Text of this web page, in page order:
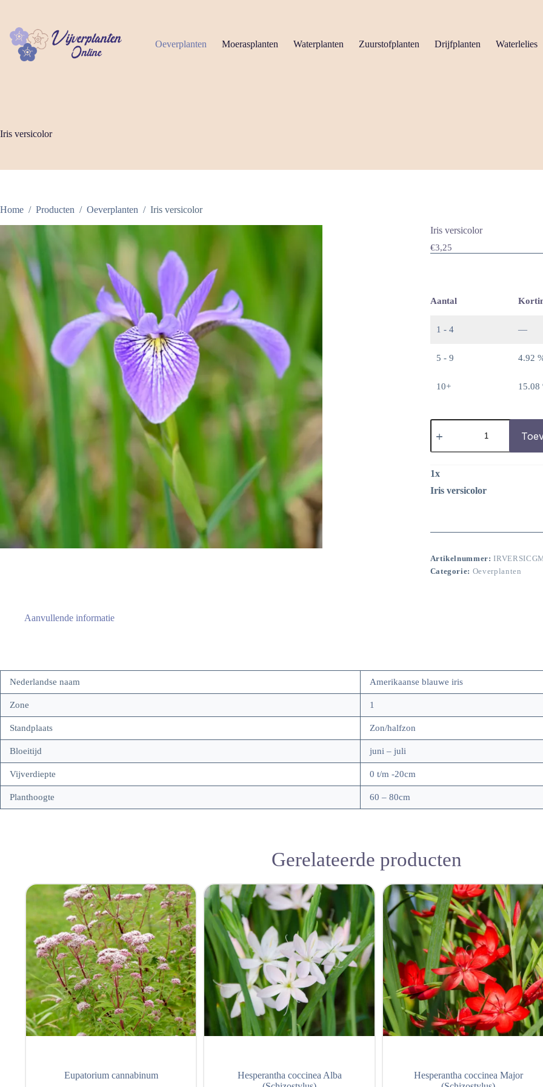
inhoud
Oeverplanten Moerasplanten Waterplanten Zuurstofplanten Drijfplanten Waterlelies
Iris versicolor
Home / Producten / Oeverplanten / Iris versicolor
Iris versicolor
€3,25
Aantal
1 - 4 —
5 - 9 4.92
10+ 15.08
Iris
versicolor
1x
Iris versicolor
Artikelnummer:
Categorie: Oeverplanten
Aanvullende informatie
Nederlandse naam Amerikaanse blauwe iris
Zone 1
Standplaats Zon/halfzon
Bloeitijd juni – juli
Vijverdiepte 0 t/m -20cm
Planthoogte 60 – 80cm
Gerelateerde producten
Eupatorium cannabinum
Hesperantha coccinea Alba
Hesperantha coccinea Major